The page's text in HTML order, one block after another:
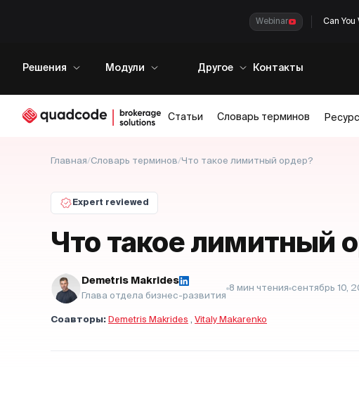
Webinar Can You
Решения Модули Другое Контакты
Статьи Словарь терминов
Главная/Словарь терминов/Что такое лимитный ордер?
Expert reviewed
Что такое лимитный
Demetris Makrides
Глава отдела бизнес-развития
8 мин чтения сентябрь 10,
Соавторы: Demetris Makrides , Vitaly Makarenko